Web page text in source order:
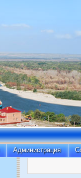
Администрация